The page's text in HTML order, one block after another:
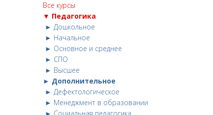
Все курсы
▼ Педагогика
► Дошкольное
► Начальное
► Основное и среднее
► СПО
► Высшее
► Дополнительное
► Дефектологическое
► Менеджмент в образовании